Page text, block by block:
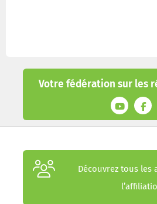
Votre fédération sur les
Découvrez tous les